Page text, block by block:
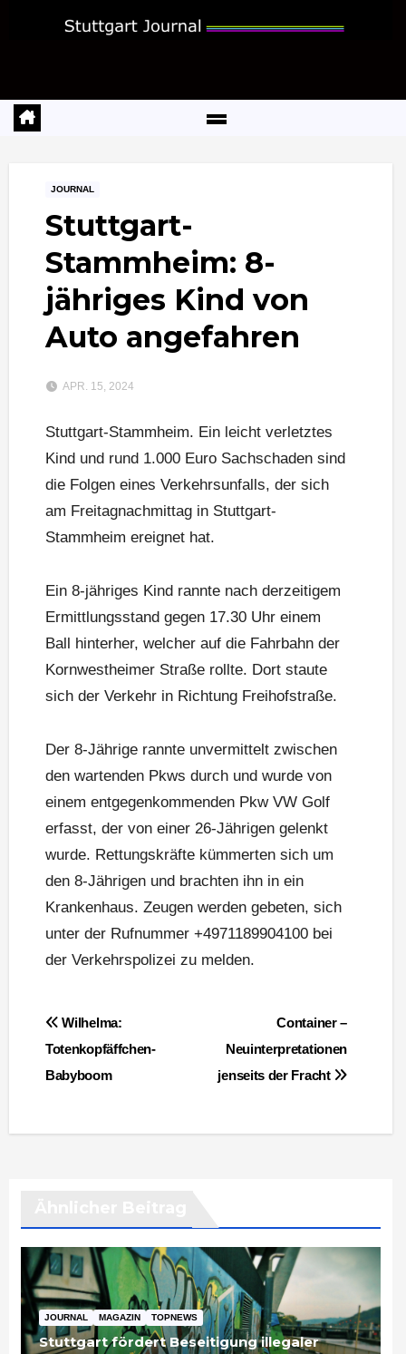
JOURNAL
Stuttgart-
Stammheim: 8-
jähriges Kind von
Auto angefahren
APR. 15, 2024
Stuttgart-Stammheim. Ein leicht verletztes
Kind und rund 1.000 Euro Sachschaden sind
die Folgen eines Verkehrsunfalls, der sich
am Freitagnachmittag in Stuttgart-
Stammheim ereignet hat.
Ein 8-jähriges Kind rannte nach derzeitigem
Ermittlungsstand gegen 17.30 Uhr einem
Ball hinterher, welcher auf die Fahrbahn der
Kornwestheimer Straße rollte. Dort staute
sich der Verkehr in Richtung Freihofstraße.
Der 8-Jährige rannte unvermittelt zwischen
den wartenden Pkws durch und wurde von
einem entgegenkommenden Pkw VW Golf
erfasst, der von einer 26-Jährigen gelenkt
wurde. Rettungskräfte kümmerten sich um
den 8-Jährigen und brachten ihn in ein
Krankenhaus. Zeugen werden gebeten, sich
unter der Rufnummer +4971189904100 bei
der Verkehrspolizei zu melden.
Beitragsnavigation
Container –
Neuinterpretationen
jenseits der Fracht
Wilhelma:
Totenkopfäffchen-
Babyboom
JOURNAL MAGAZIN TOPNEWS
Stuttgart fördert Beseitigung illegaler